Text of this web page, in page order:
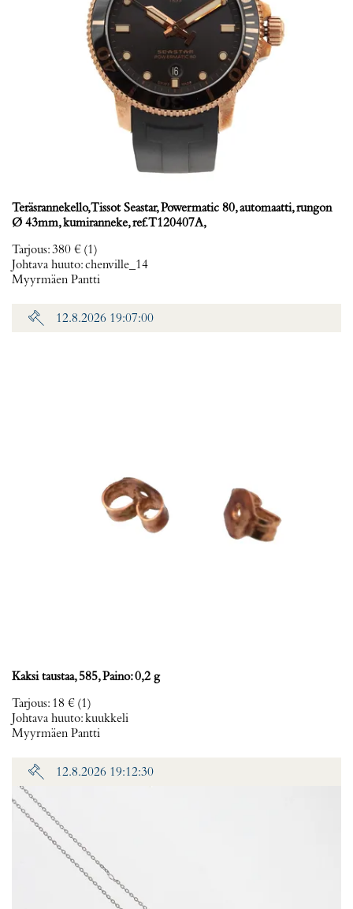
Teräsrannekello, Tissot Seastar, Powermatic 80, automaatti, rungon
Ø 43mm, kumiranneke, ref. T120407A,
Tarjous:380 € (1)
Johtava huuto:chenville_14
Myyrmäen Pantti
12.8.2026 19:07:00
Kaksi taustaa, 585, Paino: 0,2 g
Tarjous: 18 € (1)
Johtava huuto:kuukkeli
Myyrmäen Pantti
12.8.2026 19:12:30